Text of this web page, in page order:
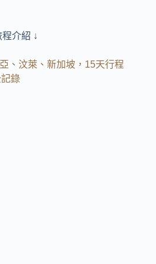
介紹 ↓
、汶萊、新加坡，15天行程
錄